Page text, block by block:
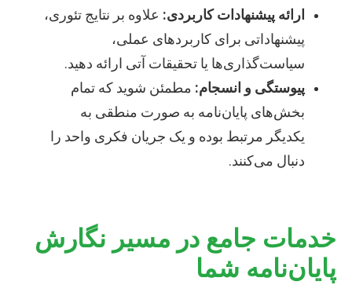
ارائه پیشنهادات کاربردی: علاوه بر نتایج تئوری،
پیشنهاداتی برای کاربردهای عملی،
سیاست‌گذاری‌ها یا تحقیقات آتی ارائه دهید.
پیوستگی و انسجام: مطمئن شوید که تمام
بخش‌های پایان‌نامه به صورت منطقی به
یکدیگر مرتبط بوده و یک جریان فکری واحد را
دنبال می‌کنند.
خدمات جامع در مسیر نگارش
پایان‌نامه شما